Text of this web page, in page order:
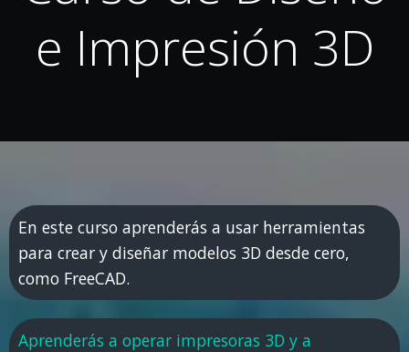
e Impresión 3D
En este curso aprenderás a usar herramientas
para crear y diseñar modelos 3D desde cero,
como FreeCAD.
Aprenderás a operar impresoras 3D y a